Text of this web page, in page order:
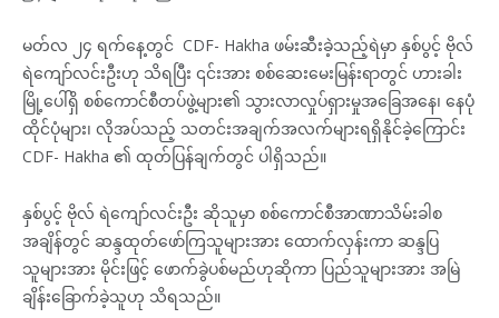
မတ်လ ၂၄ ရက်နေ့တွင် CDF- Hakha ဖမ်းဆီးခဲ့သည့်ရဲမှာ နှစ်ပွင့် ဗိုလ်
ရဲကျော်လင်းဦးဟု သိရပြီး ၎င်းအား စစ်ဆေးမေးမြန်းရာတွင် ဟားခါး
မြို့ပေါ်ရှိ စစ်ကောင်စီတပ်ဖွဲ့များ၏ သွားလာလှုပ်ရှားမှုအခြေအနေ၊ နေပုံ
ထိုင်ပုံများ၊ လိုအပ်သည့် သတင်းအချက်အလက်များရရှိနိုင်ခဲ့ကြောင်း
CDF- Hakha ၏ ထုတ်ပြန်ချက်တွင် ပါရှိသည်။
နှစ်ပွင့် ဗိုလ် ရဲကျော်လင်းဦး ဆိုသူမှာ စစ်ကောင်စီအာဏာသိမ်းခါစ
အချိန်တွင် ဆန္ဒထုတ်ဖော်ကြသူများအား ထောက်လှန်းကာ ဆန္ဒပြ
သူများအား မိုင်းဖြင့် ဖောက်ခွဲပစ်မည်ဟုဆိုကာ ပြည်သူများအား အမြဲ
ချိန်းခြောက်ခဲ့သူဟု သိရသည်။